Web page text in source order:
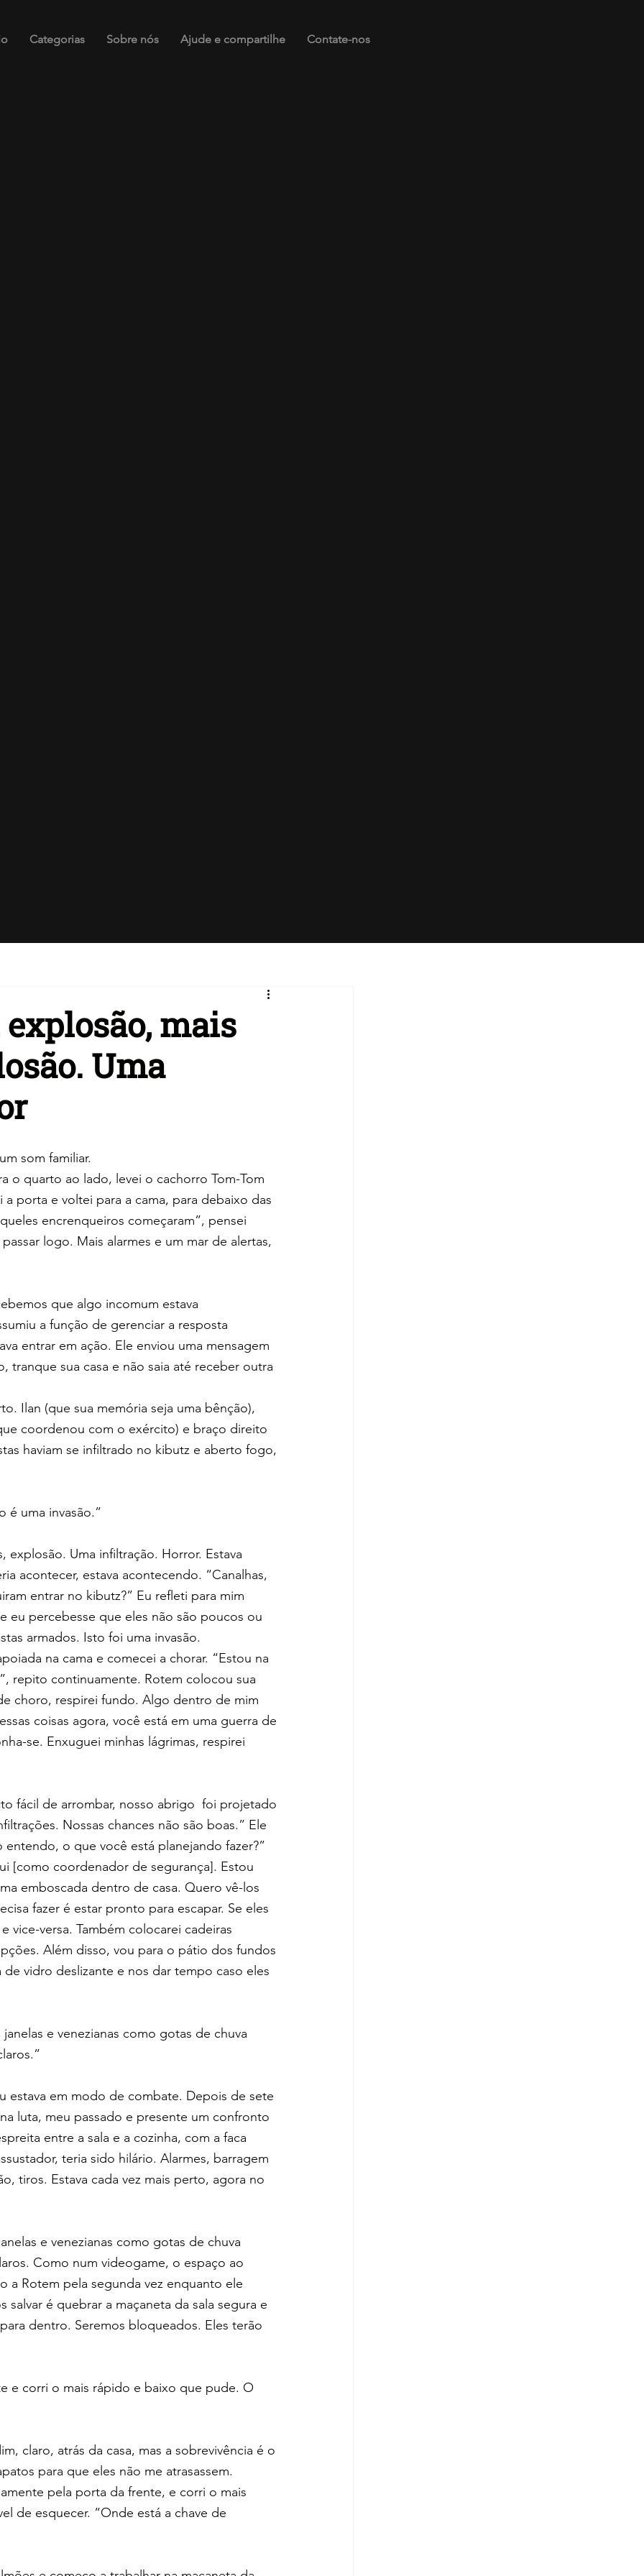
Categorias Sobre nós Ajude e compartilhe Contate-nos
mais
Uma
som familiar.
o quarto ao lado, levei o cachorro Tom-Tom
porta e voltei para a cama, para debaixo das
encrenqueiros começaram”, pensei
logo. Mais alarmes e um mar de alertas,
que algo incomum estava
a função de gerenciar a resposta
entrar em ação. Ele enviou uma mensagem
tranque sua casa e não saia até receber outra
Ilan (que sua memória seja uma bênção),
coordenou com o exército) e braço direito
haviam se infiltrado no kibutz e aberto fogo,
é uma invasão.”
explosão. Uma infiltração. Horror. Estava
acontecer, estava acontecendo. “Canalhas,
entrar no kibutz?” Eu refleti para mim
eu percebesse que eles não são poucos ou
armados. Isto foi uma invasão.
na cama e comecei a chorar. “Estou na
repito continuamente. Rotem colocou sua
choro, respirei fundo. Algo dentro de mim
coisas agora, você está em uma guerra de
se. Enxuguei minhas lágrimas, respirei
fácil de arrombar, nosso abrigo  foi projetado
Nossas chances não são boas.” Ele
o que você está planejando fazer?”
[como coordenador de segurança]. Estou
emboscada dentro de casa. Quero vê-los
fazer é estar pronto para escapar. Se eles
vice-versa. Também colocarei cadeiras
Além disso, vou para o pátio dos fundos
vidro deslizante e nos dar tempo caso eles
e venezianas como gotas de chuva
estava em modo de combate. Depois de sete
luta, meu passado e presente um confronto
entre a sala e a cozinha, com a faca
teria sido hilário. Alarmes, barragem
tiros. Estava cada vez mais perto, agora no
e venezianas como gotas de chuva
Como num videogame, o espaço ao
a Rotem pela segunda vez enquanto ele
é quebrar a maçaneta da sala segura e
dentro. Seremos bloqueados. Eles terão
e corri o mais rápido e baixo que pude. O
claro, atrás da casa, mas a sobrevivência é o
para que eles não me atrasassem.
pela porta da frente, e corri o mais
de esquecer. “Onde está a chave de